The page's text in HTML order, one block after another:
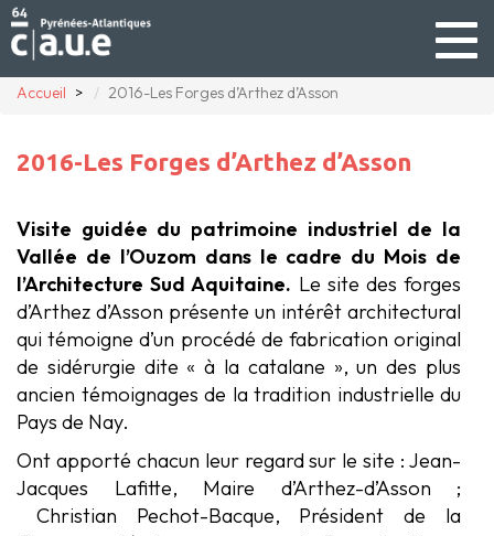
Accueil
2016-Les Forges d’Arthez d’Asson
2016-Les Forges d’Arthez d’Asson
Visite guidée du patrimoine industriel de la
Vallée de l’Ouzom dans le cadre du Mois de
l’Architecture Sud Aquitaine. Le site des forges
d’Arthez d’Asson présente un intérêt architectural
qui témoigne d’un procédé de fabrication original
de sidérurgie dite « à la catalane », un des plus
ancien témoignages de la tradition industrielle du
Pays de Nay.
Ont apporté chacun leur regard sur le site : Jean-
Jacques Lafitte, Maire d’Arthez-d’Asson ;
Christian Pechot-Bacque, Président de la